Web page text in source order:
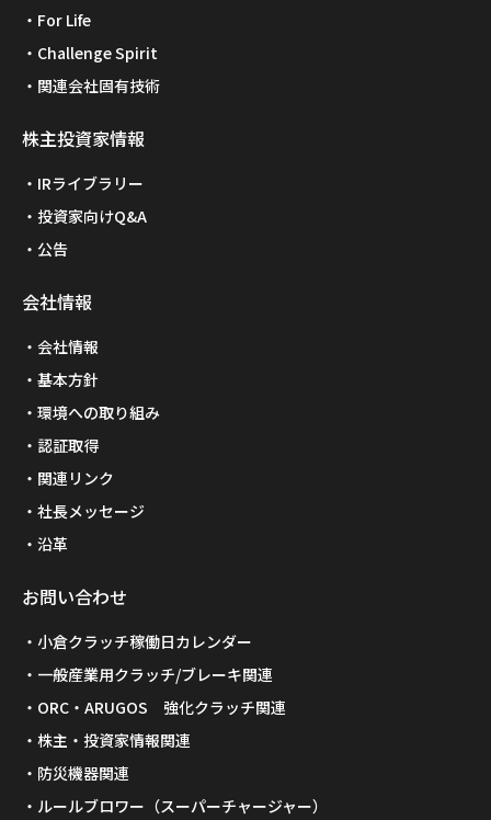
For Life
Challenge Spirit
関連会社固有技術
株主投資家情報
IRライブラリー
投資家向けQ&A
公告
会社情報
会社情報
基本方針
環境への取り組み
認証取得
関連リンク
社長メッセージ
沿革
お問い合わせ
小倉クラッチ稼働日カレンダー
一般産業用クラッチ/ブレーキ関連
ORC・ARUGOS 強化クラッチ関連
株主・投資家情報関連
防災機器関連
ルールブロワー（スーパーチャージャー）